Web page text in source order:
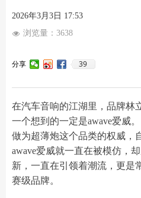
在汽车音响的江湖里，品牌林
一个想到的一定是awave爱威。
做为超薄炮这个品类的权威，
awave爱威就一直在被模仿，
新，一直在引领着潮流，更是
赛级品牌。
2026年3月3日 17:53
分享 39
넶 浏览量： 3638